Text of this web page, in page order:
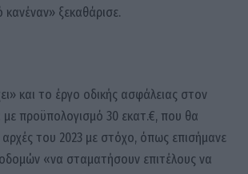
ξεκαθάρισε.
και το έργο οδικής ασφάλειας στον
προϋπολογισμό 30 εκατ.€, που θα
αρχές του 2023 με στόχο, όπως επισήμανε
«να σταματήσουν επιτέλους να